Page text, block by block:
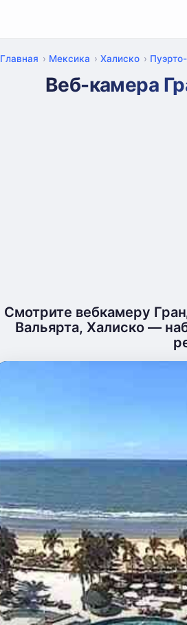
Главная Мексика Халиско
Веб-камера
Смотрите вебкамеру
Вальярта, Халиско —